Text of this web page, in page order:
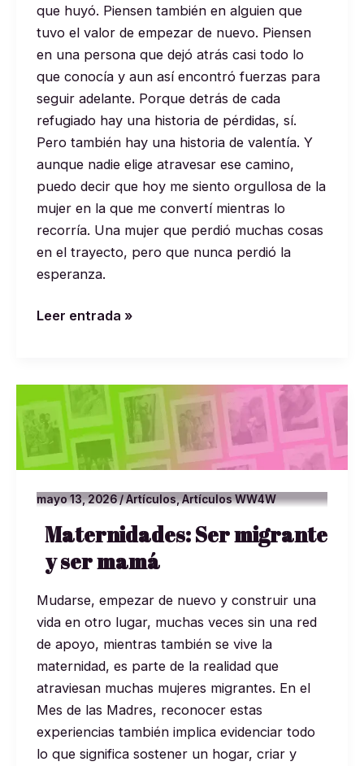
que huyó. Piensen también en alguien que
tuvo el valor de empezar de nuevo. Piensen
en una persona que dejó atrás casi todo lo
que conocía y aun así encontró fuerzas para
seguir adelante. Porque detrás de cada
refugiado hay una historia de pérdidas, sí.
Pero también hay una historia de valentía. Y
aunque nadie elige atravesar ese camino,
puedo decir que hoy me siento orgullosa de la
mujer en la que me convertí mientras lo
recorría. Una mujer que perdió muchas cosas
en el trayecto, pero que nunca perdió la
esperanza.
Leer entrada »
mayo 13, 2026/Artículos,Artículos WW4W
Maternidades: Ser migrante
y ser mamá
Mudarse, empezar de nuevo y construir una
vida en otro lugar, muchas veces sin una red
de apoyo, mientras también se vive la
maternidad, es parte de la realidad que
atraviesan muchas mujeres migrantes. En el
Mes de las Madres, reconocer estas
experiencias también implica evidenciar todo
lo que significa sostener un hogar, criar y
Maternidades:
Ser
migrante
y
mamá